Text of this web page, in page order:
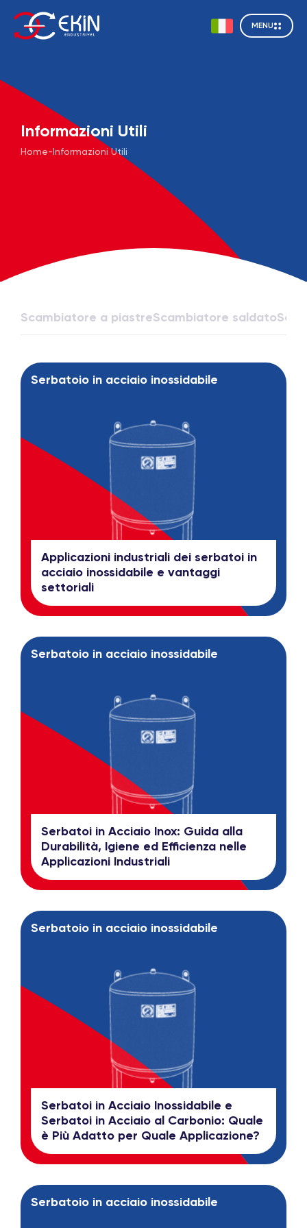
MENU
Informazioni Utili
Home- Informazioni Utili
Scambiatore a piastreScambiatore saldato
Serbatoio in acciaio inossidabile
Applicazioni industriali dei serbatoi in
acciaio inossidabile e vantaggi
settoriali
Serbatoio in acciaio inossidabile
Serbatoi in Acciaio Inox: Guida alla
Durabilità, Igiene ed Efficienza nelle
Applicazioni Industriali
Serbatoio in acciaio inossidabile
Serbatoi in Acciaio Inossidabile e
Serbatoi in Acciaio al Carbonio: Quale
è Più Adatto per Quale Applicazione?
Serbatoio in acciaio inossidabile